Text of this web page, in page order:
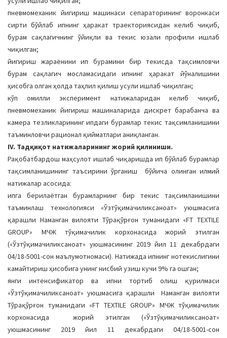
пневмомеханик йигириш машинаси сепараторининг воронкаси
сирти бўйлаб ипнинг ҳаракат траекториясидан келиб чиқиб,
бурам сақлагичнинг ўйиқли ва текис юзали профили ишлаб
чиқилган;
йигириш жараёнини ип бурамини бир текисда тақсимловчи
бурам сақлагич мосламасидаги ипнинг ҳаракат йўналишини
ҳисобга олган ҳолда таҳлил қилиш усули ишлаб чиқилган;
кўп омилли эксперимент натижаларидан келиб чиқиб,
пневмомеханик йигириш машиналарида дискрет барабанча ва
камера тезликларининг ипдаги бурамлар текис тақсимланишини
таъминловчи рационал қийматлари аниқланган.
IV. Тадқиқот натижаларининг жорий қилиниши.
Рақобатбардош маҳсулот ишлаб чиқаришда ип бўйлаб бурамлар
тақсимланишининг таъсирини ўрганиш бўйича олинган илмий
натижалар асосида:
ипга берилаётган бурамларнинг бир текис тақсимланишини
таъминлаш технологияси «Ўзтўқимачиликсаноат» уюшмасига
қарашли Наманган вилояти Тўрақўрғон туманидаги «FT TEXTILE
GROUP» МЧЖ тўқимачилик корхонасида жорий этилган
(«Ўзтўқимачиликсаноат» уюшмасининг 2019 йил 11 декабрдаги
04/18-5001-сон маълумотномаси). Натижада ипнинг нотекислигини
камайтириш ҳисобига унинг нисбий узиш кучи 9% га ошган;
янги интенсификатор ва ипни тортиб олиш қурилмаси
«Ўзтўқимачиликсаноат» уюшмасига қарашли Наманган вилояти
Тўрақўрғон туманидаги «FT TEXTILE GROUP» МЧЖ тўқимачилик
корхонасида жорий этилган («Ўзтўқимачиликсаноат»
уюшмасининг 2019 йил 11 декабрдаги 04/18-5001-сон